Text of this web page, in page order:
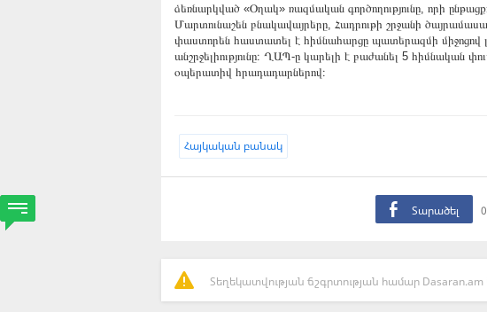
ձեռնարկված «Օղակ» ռազմական գործողությունը, որի
Մարտունաշեն բնակավայրերը, Հադրութի շրջանի
փաստորեն հաստատել է հիմնահարցը պատերազմի միջոցով
անշրջելիությունը։ ՂԱՊ-ը կարելի է բաժանել 5 հիմնական
օպերատիվ հրադադարներով։
Հայկական բանակ
Տարածել 0
Տեղեկատվության ճշգրտության համար